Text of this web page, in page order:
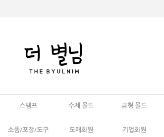
스탬프 수제 몰드 금형 몰드
소품/포장/도구 도매회원 기업회원